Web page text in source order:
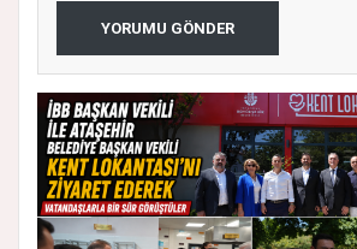
YORUMU GÖNDER